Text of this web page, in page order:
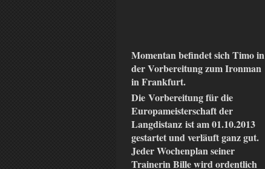
Momentan befindet sich Timo in
der Vorbereitung zum Ironman
in Frankfurt.
Die Vorbereitung für die
Europameisterschaft der
Langdistanz ist am 01.10.2013
gestartet und verläuft ganz gut.
Jeder Wochenplan seiner
Trainerin Bille wird ordentlich